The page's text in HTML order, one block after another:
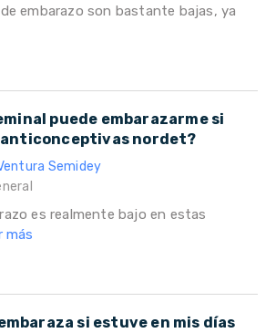
embarazo son bastante bajas, ya
puede embarazarme si
nordet?
Semidey
es realmente bajo en estas
más
si estuve en mis días